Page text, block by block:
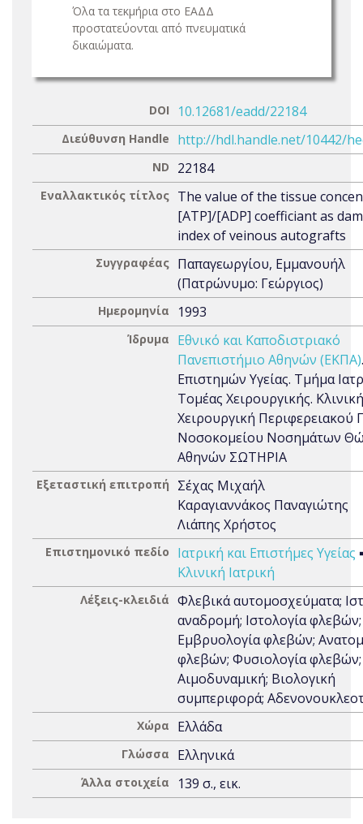
Όλα τα τεκμήρια στο ΕΑΔΔ
προστατεύονται από πνευματικά
δικαιώματα.
DOI 10.12681/eadd/22184
Διεύθυνση Handle http://hdl.handle.net/10442/
ND 22184
Εναλλακτικός τίτλος The value of the tissue
[ATP]/[ADP] coefficiant as
index of veinous autografts
Συγγραφέας Παπαγεωργίου, Εμμανουήλ
(Πατρώνυμο: Γεώργιος)
Ημερομηνία 1993
Ίδρυμα
Εθνικό και Καποδιστριακό
Πανεπιστήμιο Αθηνών (ΕΚΠΑ)
Επιστημών Υγείας. Τμήμα
Τομέας Χειρουργικής.
Χειρουργική Περιφερειακού
Νοσοκομείου Νοσημάτων
Αθηνών ΣΩΤΗΡΙΑ
Εξεταστική επιτροπή
Σέχας Μιχαήλ
Καραγιαννάκος Παναγιώτης
Λιάπης Χρήστος
Επιστημονικό πεδίο Ιατρική και Επιστήμες Υγείας
Κλινική Ιατρική
Λέξεις-κλειδιά Φλεβικά αυτομοσχεύματα;
αναδρομή; Ιστολογία φλεβών;
Εμβρυολογία φλεβών;
φλεβών; Φυσιολογία φλεβών;
Αιμοδυναμική; Βιολογική
συμπεριφορά;
Χώρα Ελλάδα
Γλώσσα Ελληνικά
Άλλα στοιχεία 139 σ., εικ.